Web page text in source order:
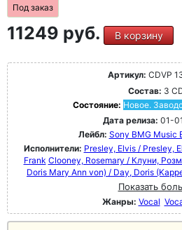
Под заказ
11249 руб. В корзину
Артикул: CDVP
Состав: 3
Состояние: Новое.
Дата релиза: 01-
Лейбл: Sony BMG Music
Исполнители: Presley, Elvis / Presley,
Frank Clooney, Rosemary / Клуни,
Doris Mary Ann von) / Day, Doris
Показать
Жанры: Vocal